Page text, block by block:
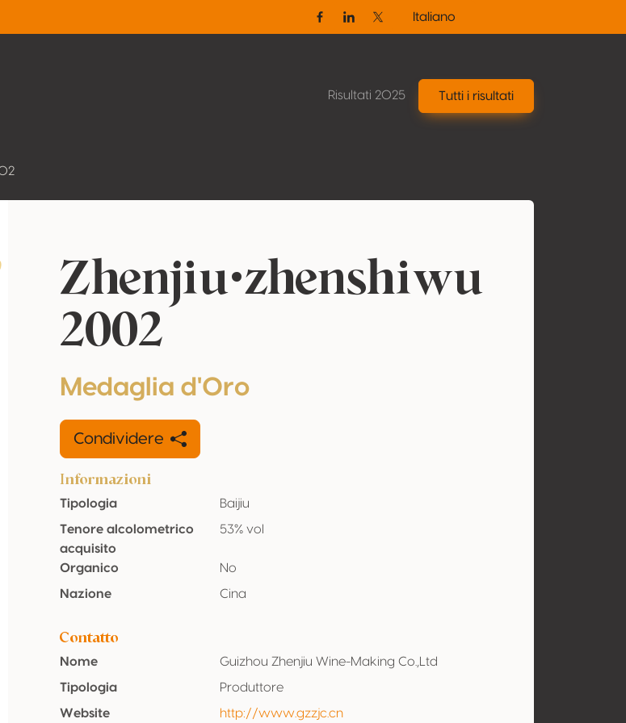
FacebookLinkedinTwitter / X
Italiano
Risultati 2025 Tutti i risultati
Zhenjiu•zhenshiwu
2002
Medaglia d'Oro
Condividere
Informazioni
Tipologia
Baijiu
Tenore alcolometrico
acquisito
53% vol
Organico
No
Nazione
Cina
Contatto
Nome
Guizhou Zhenjiu Wine-Making Co.,Ltd
Tipologia
Produttore
Website
http://www.gzzjc.cn